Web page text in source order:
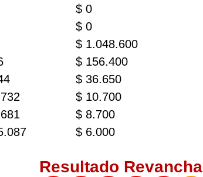
$ 0
$ 0
$ 1.048.600
$ 156.400
$ 36.650
$ 10.700
$ 8.700
$ 6.000
Resultado Revancha